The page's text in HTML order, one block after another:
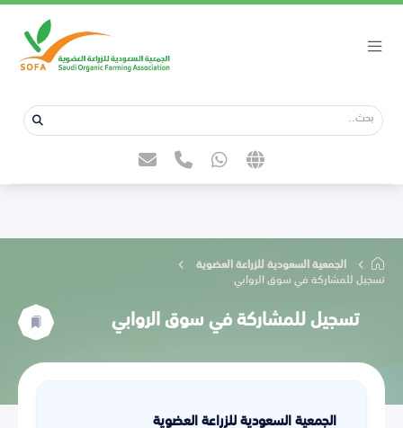
الجمعية السعودية للزراعة العضوية
تسجيل للمشاركة في سوق الروابي
تسجيل للمشاركة في سوق الروابي
الجمعية السعودية للزراعة العضوية